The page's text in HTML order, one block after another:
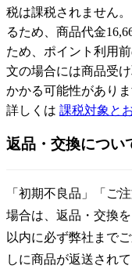
税は課税されません
るため、商品代金
ため、ポイント利用
文の場合には商品受
かかる可能性がありま
詳しくは 課税対象と
返品・交換につい
「初期不良品」「ご
場合は、返品・交換
以内に必ず弊社まで
しに商品が返送され